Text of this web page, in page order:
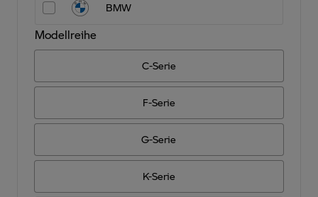
BMW
Modellreihe
C-Serie
F-Serie
G-Serie
K-Serie